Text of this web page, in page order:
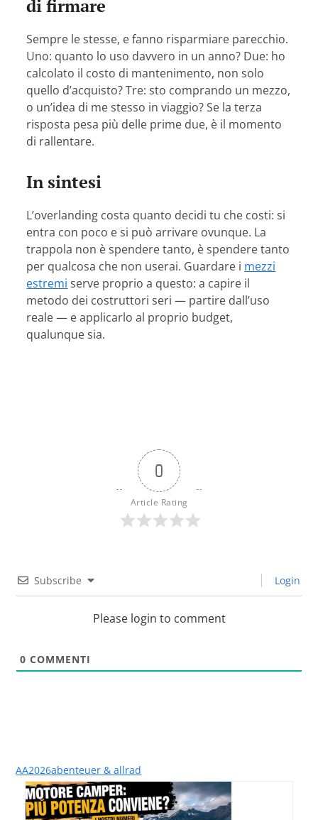
di firmare
Sempre le stesse, e fanno risparmiare parecchio.
Uno: quanto lo uso davvero in un anno? Due: ho
calcolato il costo di mantenimento, non solo
quello d’acquisto? Tre: sto comprando un mezzo,
o un’idea di me stesso in viaggio? Se la terza
risposta pesa più delle prime due, è il momento
di rallentare.
In sintesi
L’overlanding costa quanto decidi tu che costi: si
entra con poco e si può arrivare ovunque. La
trappola non è spendere tanto, è spendere tanto
per qualcosa che non userai. Guardare i mezzi
estremi serve proprio a questo: a capire il
metodo dei costruttori seri — partire dall’uso
reale — e applicarlo al proprio budget,
qualunque sia.
0
Article Rating
Subscribe Login
Please login to comment
0 COMMENTI
AA2026abenteuer & allrad